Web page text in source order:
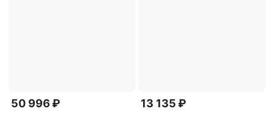
50 996 ₽ 13 135 ₽